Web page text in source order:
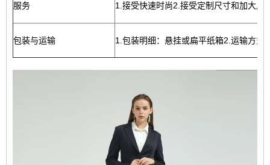
服务 1.接受快速时尚2.接受定制尺寸和加大尺
包装与运输 1.包装明细：悬挂或扁平纸箱2.运输方